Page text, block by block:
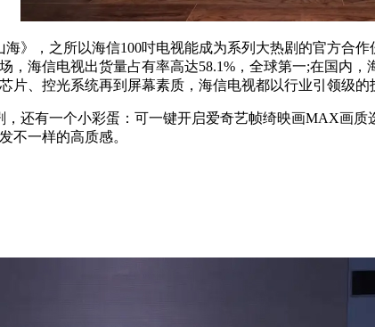
》，之所以海信100吋电视能成为系列大热剧的官方合
，海信电视出货量占有率高达58.1%，全球第一;在国内
片、控光系统再到屏幕素质，海信电视都以行业引领级的
，还有一个小彩蛋：可一键开启爱奇艺帧绮映画MAX画
不一样的高质感。